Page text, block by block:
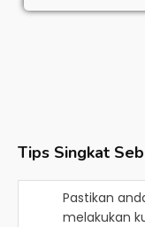
Tips Singkat
Pastikan
melakukan